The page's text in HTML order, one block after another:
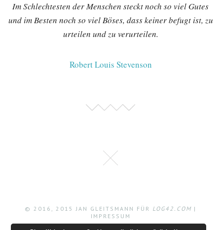
Im Schlechtesten der Menschen steckt noch so viel Gutes
und im Besten noch so viel Böses, dass keiner befugt ist, zu
urteilen und zu verurteilen.
Robert Louis Stevenson
© 2016, 2015 JAN GLEITSMANN FÜR LOG42.COM |
IMPRESSUM